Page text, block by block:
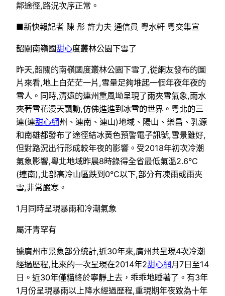
鄰途徑,路況次序正常。
■新快報記者 陳 彤 許力夫 通信員 粵水軒 粵交集宣
韶關南嶺國甜心度叢林公園下雪了
昨天,韶關的南嶺國度叢林公園下雪了,從網友發布的圖
片來看,地上白茫茫一片,雪量足夠堆起一個年夜年夜的
雪人。同時,清遠的連州熏風坳呈現了雨夾雪氣象,雨水
夾著雪花漫天飄動,仿佛進進到冰雪的世界。粵北的三
連(連甜心網州、連南、連山)地域、陽山、樂昌、乳源
和南雄都發布了途徑結冰黃色預警電子訊號,雪景雖好,
但對路況出行形成較年夜的影響。受2018年初次冷潮
氣象影響,粵北地域昨晨8時錄得全省最低氣溫2.6°C
(連南),北部高冷山區跌到0°C以下,部分有凍雨或雨夾
雪,非常嚴寒。
1月同時呈現暴雨和冷潮氣象
屬汗青罕有
據廣州市景象部分統計,近30年來,廣州共呈現4次冷潮
經過歷程,比來的一次呈現在2014年2甜心網月7日至14
日。近30年僅貓終於寧靜上去，乖乖地睡著了。有3年
1月份呈現暴雨以上降水經過歷程,重現期年夜致為十年